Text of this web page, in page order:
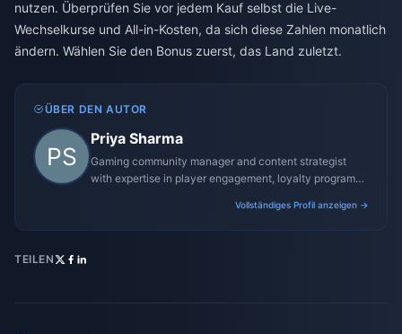
nutzen. Überprüfen Sie vor jedem Kauf selbst die Live-
Wechselkurse und All-in-Kosten, da sich diese Zahlen monatlich
ändern. Wählen Sie den Bonus zuerst, das Land zuletzt.
ÜBER DEN AUTOR
Priya Sharma
Gaming community manager and content strategist
with expertise in player engagement, loyalty programs,
Vollständiges Profil anzeigen →
TEILEN